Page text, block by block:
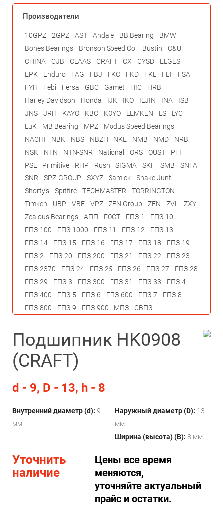
Подшипник HK0908
(CRAFT)
d - 9, D - 13, h - 8
Внутренний диаметр (d): 9
мм.
Наружный диаметр (D): 13
мм.
Ширина (высота) (B): 8 мм.
Уточнить
наличие
Цены все время
меняются,
уточняйте актуальный
прайс и остатки.
Производители
10GPZ 2GPZ AST Andale BB Bearing
BMW
Bones Bearings
Bronson Speed Co. Bustin
C&U
CHINA
CJB CLAAS CRAFT CX CYSD
ELGES
EPK
Enduro FAG FBJ FKC FKD FKL FLT
FSA
FYH
Febi Fersa GBC Gamet HIC
HRB
Harley Davidson
Honda IJK IKO ILJIN INA
ISB
JNS
JRH KAYO KBC KOYO LEMKEN LS
LYC
LuK
MB Bearing MPZ
Modus Speed Bearings
NACHI
NBK NBS NBZH NKE NMB NMD
NRB
NSK
NTN NTN-SNR National ORS OUST
PFI
PSL
Primitive RHP Rush SIGMA SKF SMB
SNFA
SNR
SPZ-GROUP SXYZ Samick
Shake Junt
Shorty's
Spitfire TECHMASTER
TORRINGTON
Timken
UBP VBF VPZ ZEN Group ZEN ZVL
ZXY
Zealous Bearings
АПП ГОСТ ГПЗ-1
ГПЗ-10
ГПЗ-100
ГПЗ-1000 ГПЗ-11 ГПЗ-12
ГПЗ-13
ГПЗ-14
ГПЗ-15 ГПЗ-16 ГПЗ-17 ГПЗ-18
ГПЗ-19
ГПЗ-2
ГПЗ-20 ГПЗ-200 ГПЗ-21 ГПЗ-22
ГПЗ-23
ГПЗ-2370
ГПЗ-24 ГПЗ-25 ГПЗ-26 ГПЗ-27
ГПЗ-28
ГПЗ-29
ГПЗ-3 ГПЗ-300 ГПЗ-31 ГПЗ-33
ГПЗ-4
ГПЗ-400
ГПЗ-5 ГПЗ-6 ГПЗ-600 ГПЗ-7
ГПЗ-8
ГПЗ-800
ГПЗ-9 ГПЗ-900 МПЗ СВПЗ